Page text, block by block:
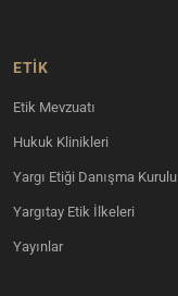
ETİK
Etik Mevzuatı
Hukuk Klinikleri
Yargı Etiği Danışma Kurulu
Yargıtay Etik İlkeleri
Yayınlar